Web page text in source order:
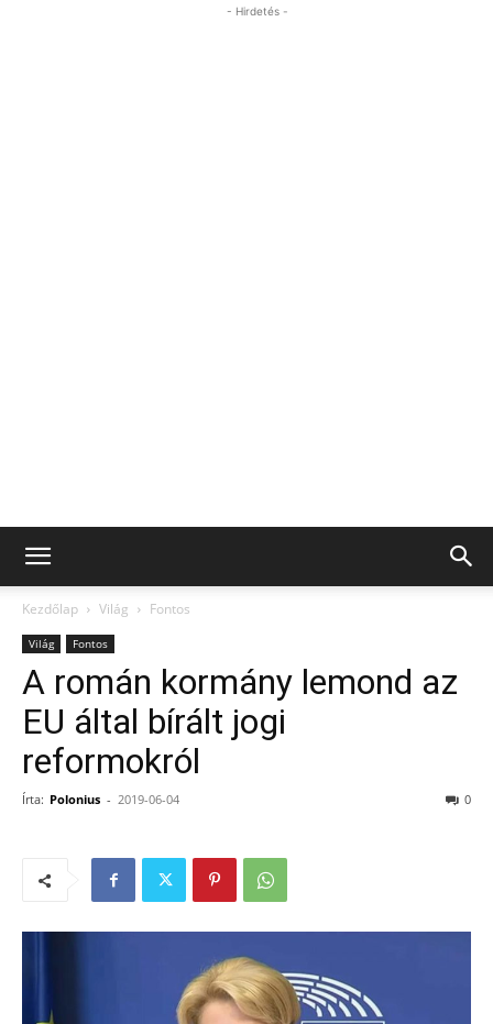
- Hirdetés -
Kezdőlap Világ Fontos
Világ Fontos
A román kormány lemond az
EU által bírált jogi
reformokról
Írta: Polonius - 2019-06-04 0